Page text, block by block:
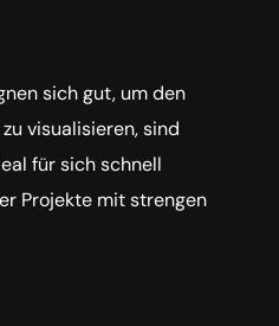
sich gut, um den
visualisieren, sind
für sich schnell
Projekte mit strengen